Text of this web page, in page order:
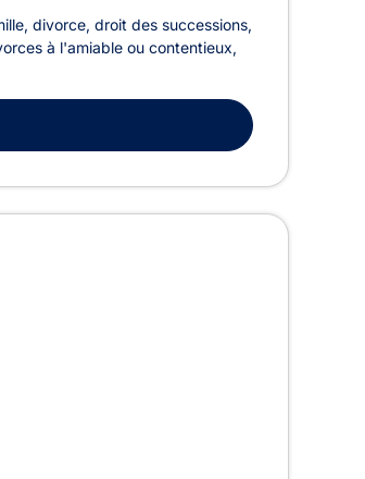
divorce, droit des successions,
à l'amiable ou contentieux,